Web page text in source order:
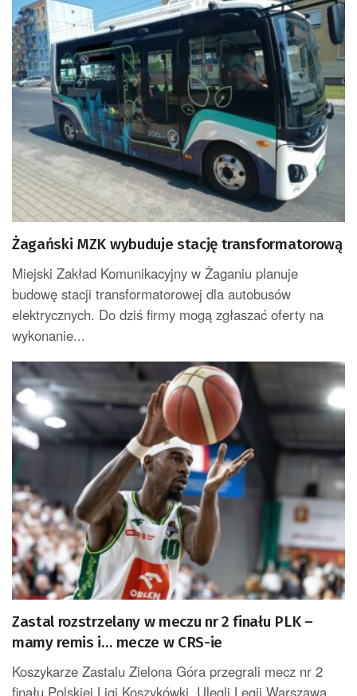
Żagański MZK wybuduje stację transformatorową
Miejski Zakład Komunikacyjny w Żaganiu planuje
budowę stacji transformatorowej dla autobusów
elektrycznych. Do dziś firmy mogą zgłaszać oferty na
wykonanie...
Zastal rozstrzelany w meczu nr 2 finału PLK –
mamy remis i… mecze w CRS-ie
Koszykarze Zastalu Zielona Góra przegrali mecz nr 2
finału Polskiej Ligi Koszykówki. Ulegli Legii Warszawa